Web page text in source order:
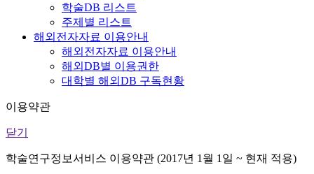
학술DB 리스트
주제별 리스트
해외전자자료 이용안내
해외전자자료 이용안내
해외DB별 이용권한
대학별 해외DB 구독현황
이용약관
닫기
학술연구정보서비스 이용약관 (2017년 1월 1일 ~ 현재 적용)